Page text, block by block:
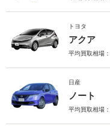
トヨタ
アクア
平均買取相場：
日産
ノート
平均買取相場：